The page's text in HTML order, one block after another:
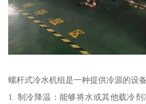
螺杆式冷水机组是一种提供冷源的设
1. 制冷降温：能够将水或其他载冷